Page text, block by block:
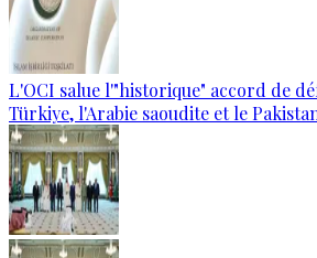
L'OCI salue l'"historique" accord de
Türkiye, l'Arabie saoudite et le